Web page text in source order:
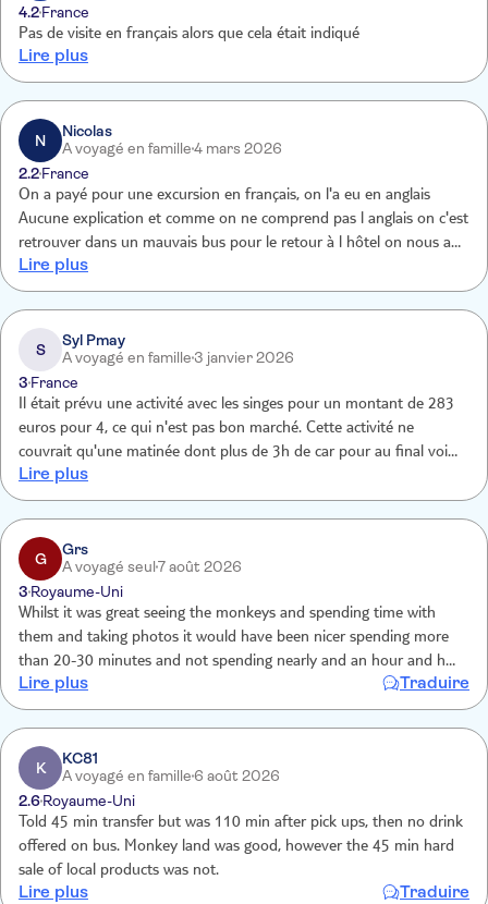
4.2France
Pas de visite en français alors que cela était indiqué
Lire plus
N
Nicolas
A voyagé en famille4 mars 2026
2.2France
On a payé pour une excursion en français, on l'a eu en anglais
Aucune explication et comme on ne comprend pas l anglais on c'est
retrouver dans un mauvais bus pour le retour à l hôtel on nous a
laissé sur le bord de la route pour reprendre un bus après . Il y a
juste les 45 min avec les singes qui était bien . On devait avoir des
boissons soft on a rien eu C'est la première fois que je ne suis pas
satisfait des excursions avec TUI pourtant a chaque voyage on
prend TUI
Lire plus
S
Syl Pmay
A voyagé en famille3 janvier 2026
3 France
Il était prévu une activité avec les singes pour un montant de 283
euros pour 4, ce qui n'est pas bon marché. Cette activité ne
couvrait qu'une matinée dont plus de 3h de car pour au final voir
des singes 45 minutes avec un guide ne parlant pas le français. Il y
a juste eu deux nourrissages des singes avec photos du guide bien
entendus payantes. Il n'était pas satisfait lorsque nous les prenions
nous même. On a eu une séance sur le café et le cacao que nous
n'avions pas demandé. ??
Lire plus
G
Grs
A voyagé seul7 août 2026
3 Royaume-Uni
Whilst it was great seeing the monkeys and spending time with
them and taking photos it would have been nicer spending more
than 20-30 minutes and not spending nearly and an hour and half
listening to someone tell me how they make coffee and coconut oil
this wasn't explained to me when I booked basically I wanted to
spend the afternoon with monkeys very disappointed and I do feel
like I wasted my money as if the true nature of the excursion was
explained to me then I wouldn't have booked it
Lire plus Traduire
K
KC81
A voyagé en famille6 août 2026
2.6Royaume-Uni
Told 45 min transfer but was 110 min after pick ups, then no drink
offered on bus. Monkey land was good, however the 45 min hard
sale of local products was not.
Lire plus Traduire